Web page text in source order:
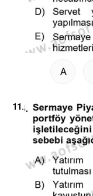
A
11.